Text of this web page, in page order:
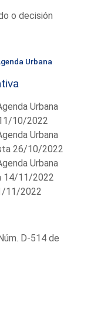
o decisión
Urbana
Urbana
10/2022
Urbana
26/10/2022
Urbana
14/11/2022
11/2022
D-514 de